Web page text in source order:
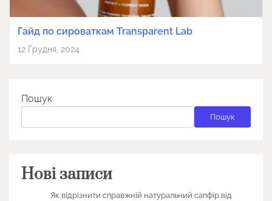
Гайд по сироваткам Transparent Lab
12 Грудня, 2024
Пошук
Пошук
Нові записи
Як відрізнити справжній натуральний сапфір від